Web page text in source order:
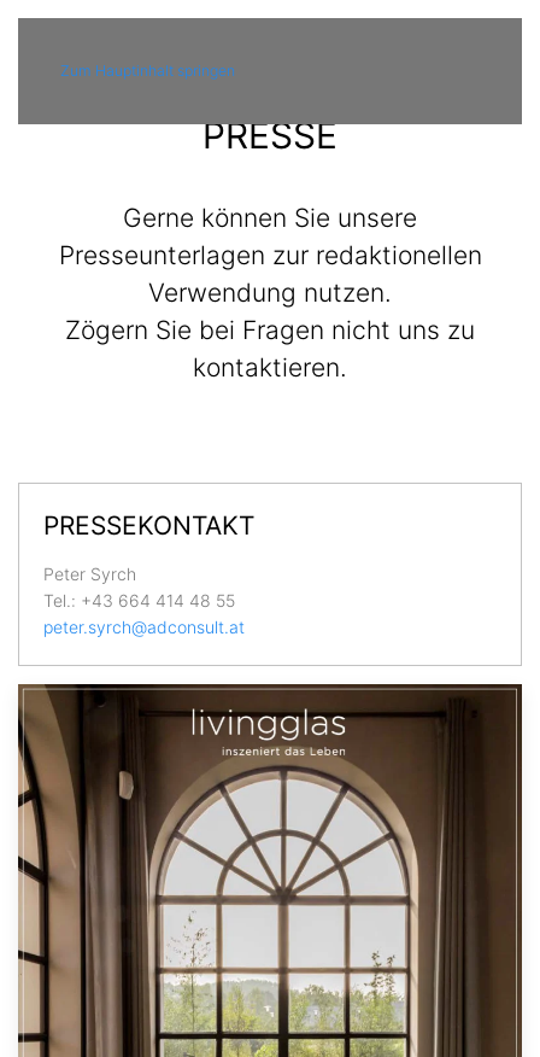
Zum Hauptinhalt springen
PRESSE
Gerne können Sie unsere
Presseunterlagen zur redaktionellen
Verwendung nutzen.
Zögern Sie bei Fragen nicht uns zu
kontaktieren.
PRESSEKONTAKT
Peter Syrch
Tel.: +43 664 414 48 55
peter.syrch@adconsult.at